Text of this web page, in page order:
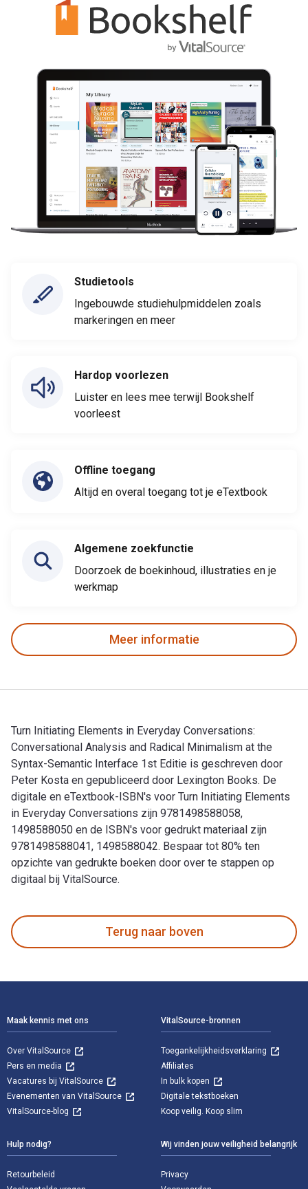
Studietools
Ingebouwde studiehulpmiddelen zoals
markeringen en meer
Hardop voorlezen
Luister en lees mee terwijl Bookshelf
voorleest
Offline toegang
Altijd en overal toegang tot je eTextbook
Algemene zoekfunctie
Doorzoek de boekinhoud, illustraties en je
werkmap
Meer informatie
Turn Initiating Elements in Everyday Conversations:
Conversational Analysis and Radical Minimalism at the
Syntax-Semantic Interface 1st Editie is geschreven door
Peter Kosta en gepubliceerd door Lexington Books. De
digitale en eTextbook-ISBN's voor Turn Initiating Elements
in Everyday Conversations zijn 9781498588058,
1498588050 en de ISBN's voor gedrukt materiaal zijn
9781498588041, 1498588042. Bespaar tot 80% ten
opzichte van gedrukte boeken door over te stappen op
digitaal bij VitalSource.
Terug naar boven
Maak kennis met ons
Over VitalSource
Pers en media
Vacatures bij VitalSource
Evenementen van VitalSource
VitalSource-blog
VitalSource-bronnen
Toegankelijkheidsverklaring
Affiliates
In bulk kopen
Digitale tekstboeken
Koop veilig. Koop slim
Hulp nodig?
Retourbeleid
Wij vinden jouw veiligheid belangrijk
Privacy